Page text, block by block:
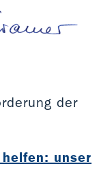
der
unser